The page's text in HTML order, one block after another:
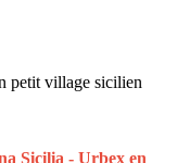
petit village sicilien